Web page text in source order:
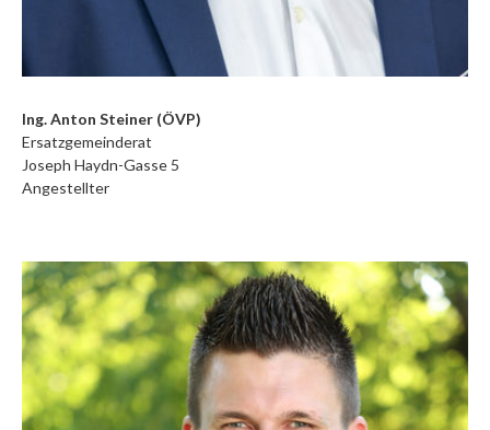
Ing. Anton Steiner (ÖVP)
Ersatzgemeinderat
Joseph Haydn-Gasse 5
Angestellter